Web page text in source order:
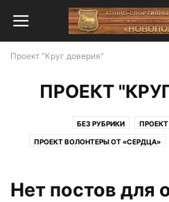
Проект "Круг доверия"
ПРОЕКТ
БЕЗ РУБРИКИ ПРОЕКТ
ПРОЕКТ ВОЛОНТЕРЫ ОТ «СЕРДЦА»
Нет постов для